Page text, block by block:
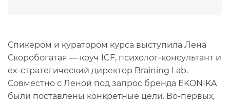
Спикером и куратором курса выступила Лена
Скоробогатая — коуч ICF, психолог-консультант и
ex-стратегический директор Braining Lab.
Совместно с Леной под запрос бренда EKONIKA
были поставлены конкретные цели. Во-первых,